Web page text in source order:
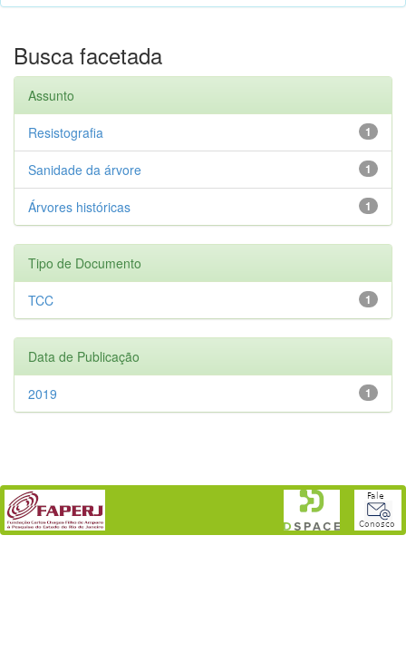
Busca facetada
Assunto
1
Resistografia
1
Sanidade da árvore
1
Árvores históricas
Tipo de Documento
1
TCC
Data de Publicação
1
2019